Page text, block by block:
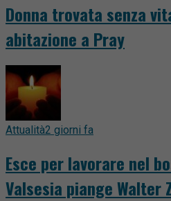
Donna trovata senza
abitazione a Pray
Attualità2 giorni fa
Esce per lavorare nel
Valsesia piange Walter